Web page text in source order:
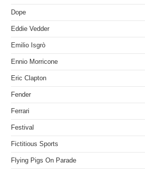
Dope
Eddie Vedder
Emilio Isgrò
Ennio Morricone
Eric Clapton
Fender
Ferrari
Festival
Fictitious Sports
Flying Pigs On Parade